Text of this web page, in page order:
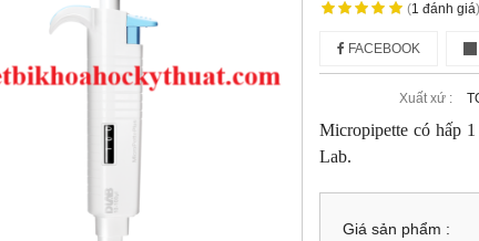
(1đánh giá)
FACEBOOK
Xuất xứ :
Micropipette có hấp
Lab.
Giá sản phẩm :